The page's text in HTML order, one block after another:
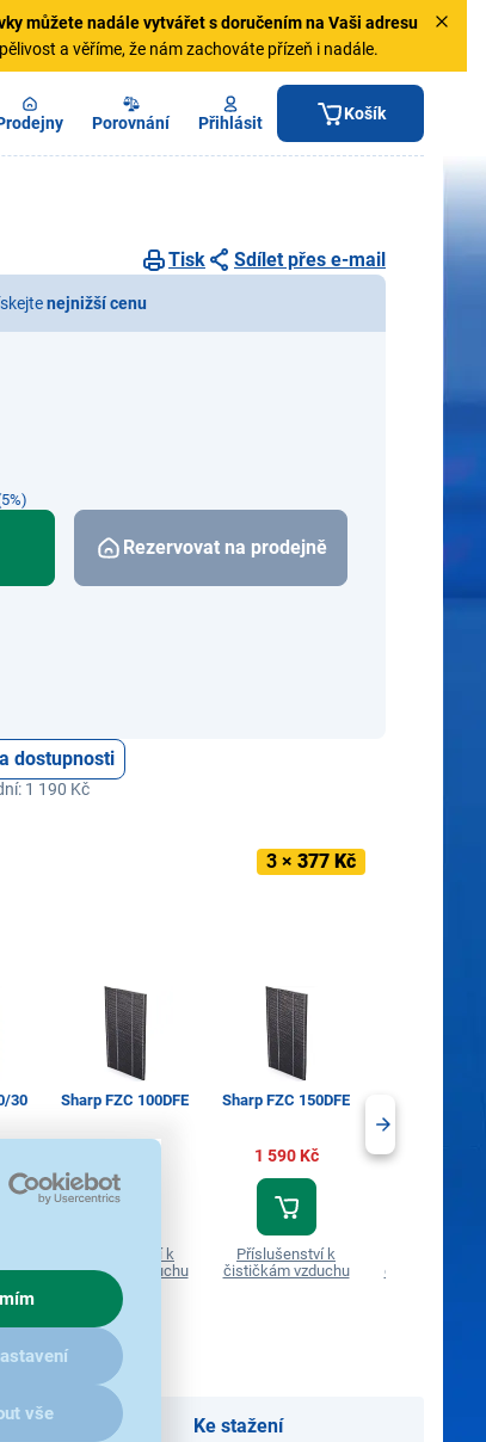
vše
můžete nadále vytvářet s doručením na Vaši adresu
a věříme, že nám zachováte přízeň i nadále.
Porovnání Přihlásit Košík
Tisk Sdílet přes e-mail
nejnižší cenu
Rezervovat na prodejně
dostupnosti
1 190 Kč
3 × 377 Kč
30 Sharp FZC 100DFE
Příslušenství k
čističkám vzduchu
Sharp FZC 150DFE
1 590 Kč
Příslušenství k
čističkám vzduchu
čističkám
Ke stažení